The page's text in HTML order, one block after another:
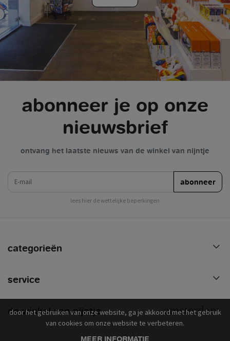
abonneer je op onze
nieuwsbrief
ontvang het laatste nieuws van de winkel van nijntje
abonneer
lees hier de wettelijke beperkingen
categorieën
service
de winkel van nijntje
door het gebruiken van onze website, ga je akkoord met het gebruik
van cookies om onze website te verbeteren.
MEER INFORMATIE